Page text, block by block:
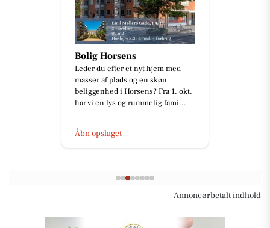
Bolig Horsens
Leder du efter et nyt hjem med
masser af plads og en skøn
beliggenhed i Horsens? Fra 1. okt.
har vi en lys og rummelig fami...
Åbn opslaget
Annoncørbetalt indhold